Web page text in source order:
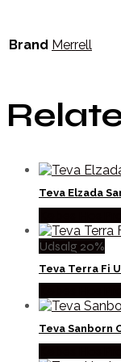
Brand Merrell
Teva Elzada
Udsalg 20%
Teva Terra Fi
Teva Sanborn